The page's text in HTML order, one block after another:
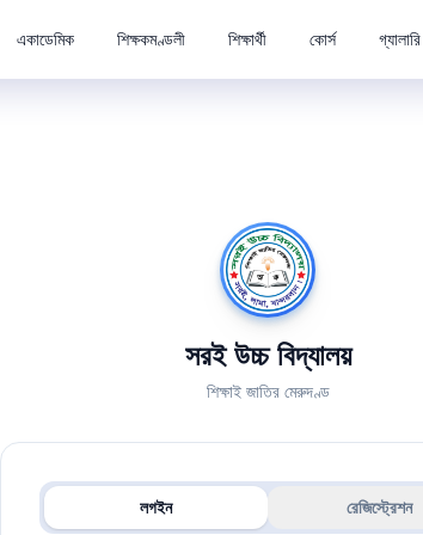
একাডেমিক শিক্ষকমণ্ডলী শিক্ষার্থী কোর্স গ্যালারি
সরই উচ্চ বিদ্যালয়
শিক্ষাই জাতির মেরুদণ্ড
লগইন রেজিস্ট্রেশন